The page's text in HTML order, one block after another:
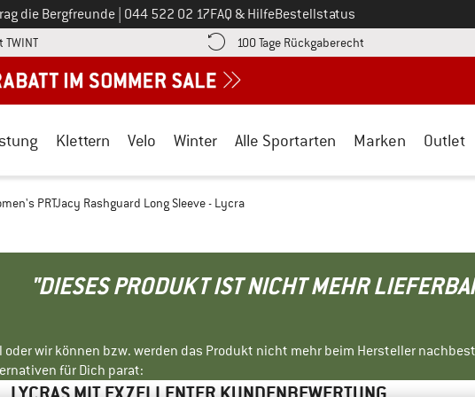
die Bergfreunde Ruf uns an unter
044 522 02 17FAQ & HilfeBestellstatus
Finde die Zahlungs-Infos hier! Öffnet sich in einer Infobox
100 Tage Rückgaberecht Gehe hier zu den
Klettern Velo Winter Alle Sportarten Marken Outlet
PRTJacy Rashguard Long Sleeve - Lycra
"DIESES PRODUKT IST NICHT MEHR
wir können bzw. werden das Produkt nicht mehr beim Hersteller
für Dich parat: